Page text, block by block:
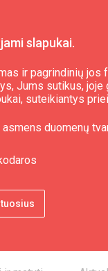
slapukai.
ir pagrindinių
Jums sutikus,
suteikiantys
duomenų
09.30)